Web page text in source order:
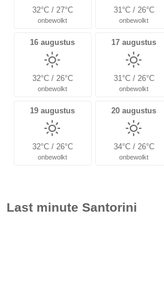
32°C / 27°C
onbewolkt
31°C / 26°C
onbewolkt
16 augustus
32°C / 26°C
onbewolkt
17 augustus
31°C / 26°C
onbewolkt
19 augustus
32°C / 26°C
onbewolkt
20 augustus
34°C / 26°C
onbewolkt
Last minute Santorini